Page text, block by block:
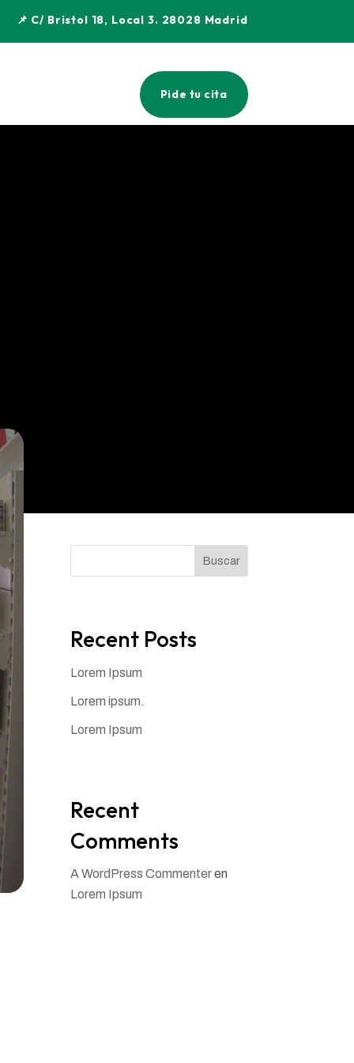
📌 C/ Bristol 18, Local 3. 28028 Madrid
Pide tu cita
Buscar
Recent Posts
Lorem Ipsum
Lorem ipsum.
Lorem Ipsum
Recent
Comments
A WordPress Commenteren
Lorem Ipsum